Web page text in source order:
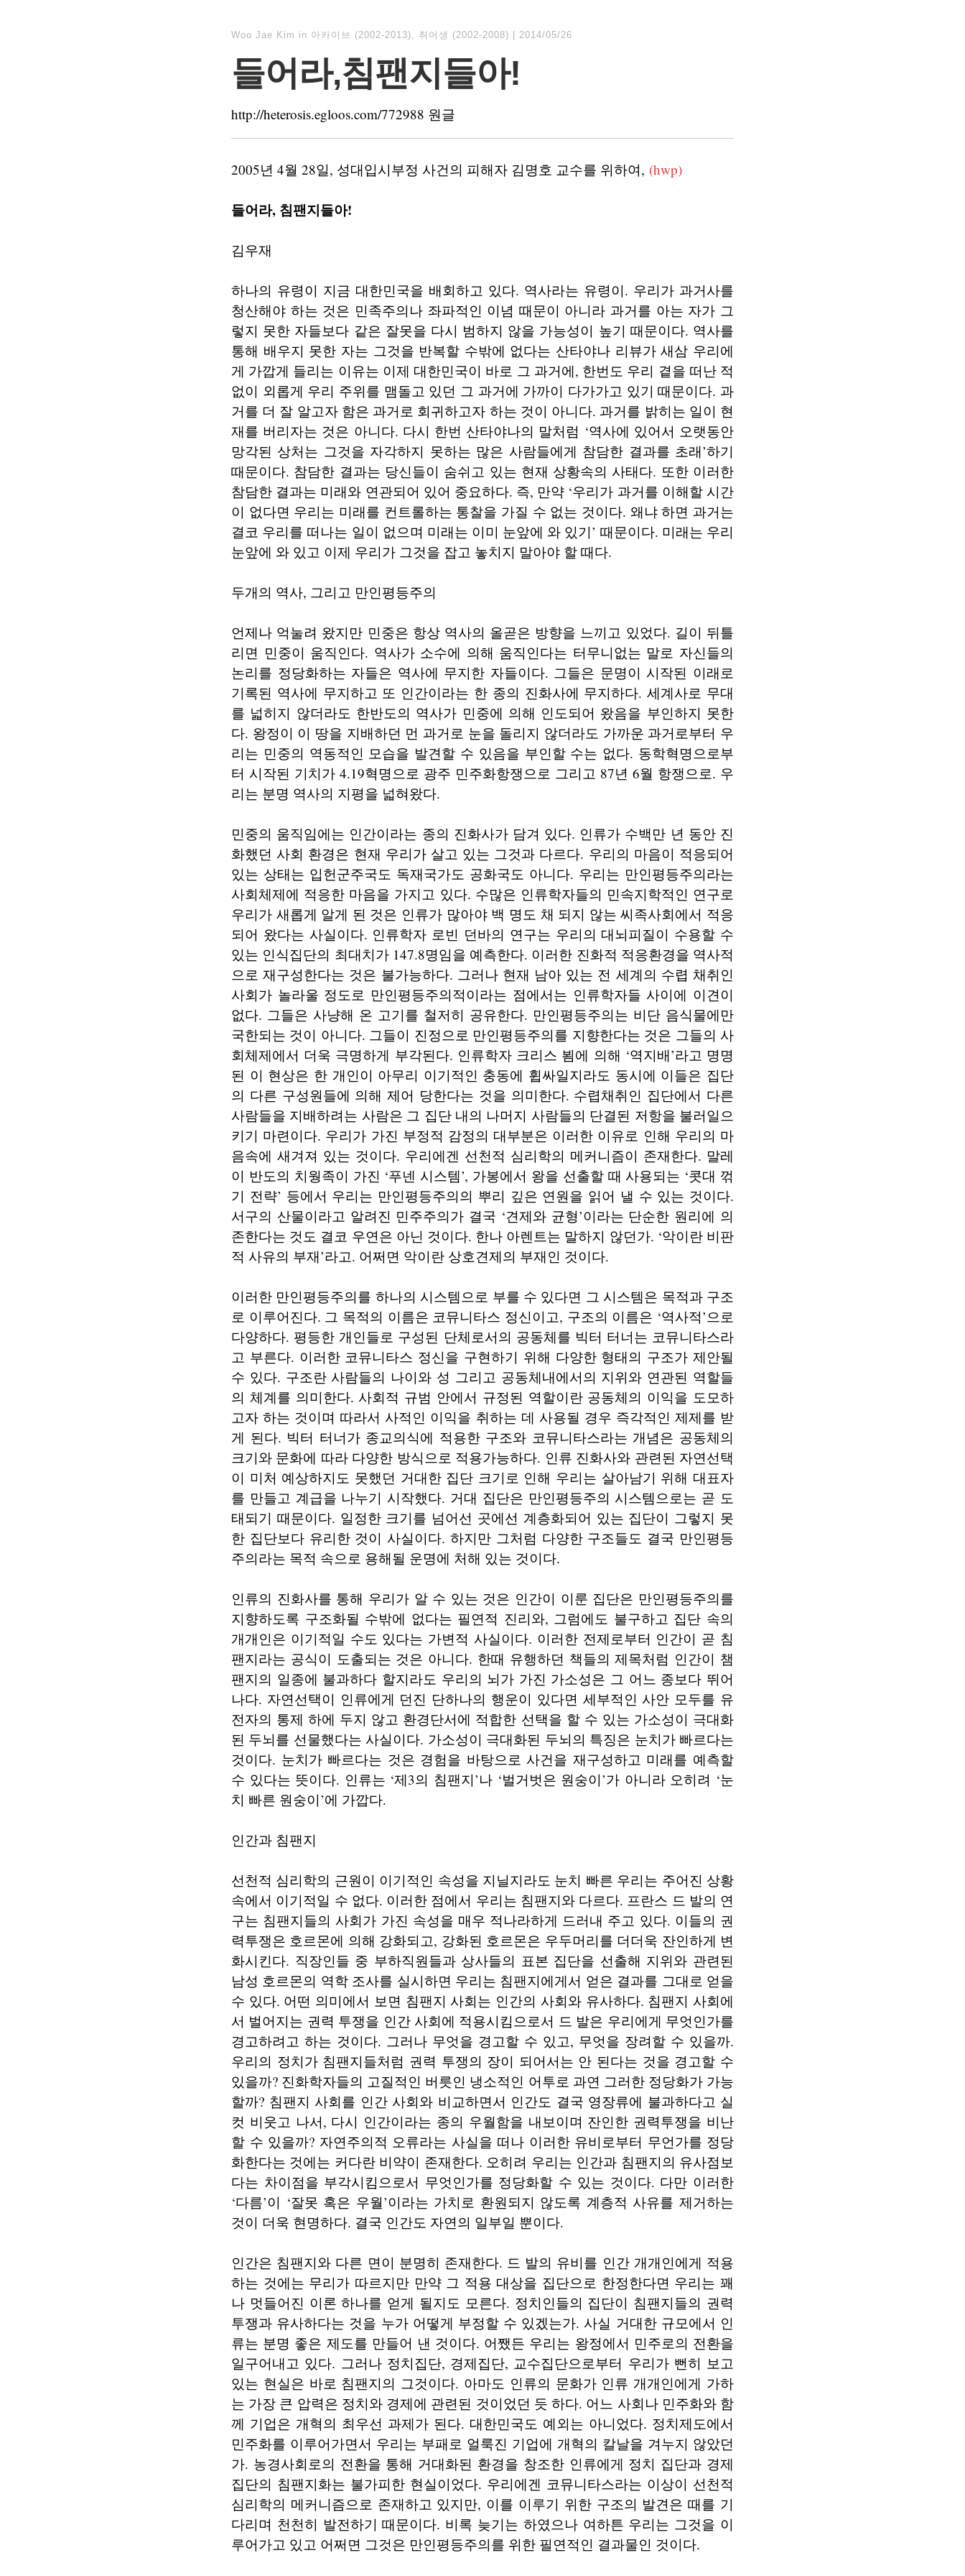
Woo Jae Kim in 아카이브 (2002-2013), 취어생 (2002-2008) 2014/05/26
들어라,침팬지들아!
http://heterosis.egloos.com/772988 원글
2005년 4월 28일, 성대입시부정 사건의 피해자 김명호 교수를 위하여, (hwp)
들어라, 침팬지들아!
김우재
하나의 유령이 지금 대한민국을 배회하고 있다. 역사라는 유령이. 우리가 과거사를
청산해야 하는 것은 민족주의나 좌파적인 이념 때문이 아니라 과거를 아는 자가 그
렇지 못한 자들보다 같은 잘못을 다시 범하지 않을 가능성이 높기 때문이다. 역사를
통해 배우지 못한 자는 그것을 반복할 수밖에 없다는 산타야나 리뷰가 새삼 우리에
게 가깝게 들리는 이유는 이제 대한민국이 바로 그 과거에, 한번도 우리 곁을 떠난 적
없이 외롭게 우리 주위를 맴돌고 있던 그 과거에 가까이 다가가고 있기 때문이다. 과
거를 더 잘 알고자 함은 과거로 회귀하고자 하는 것이 아니다. 과거를 밝히는 일이 현
재를 버리자는 것은 아니다. 다시 한번 산타야나의 말처럼 ‘역사에 있어서 오랫동안
망각된 상처는 그것을 자각하지 못하는 많은 사람들에게 참담한 결과를 초래’하기
때문이다. 참담한 결과는 당신들이 숨쉬고 있는 현재 상황속의 사태다. 또한 이러한
참담한 결과는 미래와 연관되어 있어 중요하다. 즉, 만약 ‘우리가 과거를 이해할 시간
이 없다면 우리는 미래를 컨트롤하는 통찰을 가질 수 없는 것이다. 왜냐 하면 과거는
결코 우리를 떠나는 일이 없으며 미래는 이미 눈앞에 와 있기’ 때문이다. 미래는 우리
눈앞에 와 있고 이제 우리가 그것을 잡고 놓치지 말아야 할 때다.
두개의 역사, 그리고 만인평등주의
언제나 억눌려 왔지만 민중은 항상 역사의 올곧은 방향을 느끼고 있었다. 길이 뒤틀
리면 민중이 움직인다. 역사가 소수에 의해 움직인다는 터무니없는 말로 자신들의
논리를 정당화하는 자들은 역사에 무지한 자들이다. 그들은 문명이 시작된 이래로
기록된 역사에 무지하고 또 인간이라는 한 종의 진화사에 무지하다. 세계사로 무대
를 넓히지 않더라도 한반도의 역사가 민중에 의해 인도되어 왔음을 부인하지 못한
다. 왕정이 이 땅을 지배하던 먼 과거로 눈을 돌리지 않더라도 가까운 과거로부터 우
리는 민중의 역동적인 모습을 발견할 수 있음을 부인할 수는 없다. 동학혁명으로부
터 시작된 기치가 4.19혁명으로 광주 민주화항쟁으로 그리고 87년 6월 항쟁으로. 우
리는 분명 역사의 지평을 넓혀왔다.
민중의 움직임에는 인간이라는 종의 진화사가 담겨 있다. 인류가 수백만 년 동안 진
화했던 사회 환경은 현재 우리가 살고 있는 그것과 다르다. 우리의 마음이 적응되어
있는 상태는 입헌군주국도 독재국가도 공화국도 아니다. 우리는 만인평등주의라는
사회체제에 적응한 마음을 가지고 있다. 수많은 인류학자들의 민속지학적인 연구로
우리가 새롭게 알게 된 것은 인류가 많아야 백 명도 채 되지 않는 씨족사회에서 적응
되어 왔다는 사실이다. 인류학자 로빈 던바의 연구는 우리의 대뇌피질이 수용할 수
있는 인식집단의 최대치가 147.8명임을 예측한다. 이러한 진화적 적응환경을 역사적
으로 재구성한다는 것은 불가능하다. 그러나 현재 남아 있는 전 세계의 수렵 채취인
사회가 놀라울 정도로 만인평등주의적이라는 점에서는 인류학자들 사이에 이견이
없다. 그들은 사냥해 온 고기를 철저히 공유한다. 만인평등주의는 비단 음식물에만
국한되는 것이 아니다. 그들이 진정으로 만인평등주의를 지향한다는 것은 그들의 사
회체제에서 더욱 극명하게 부각된다. 인류학자 크리스 뵘에 의해 ‘역지배’라고 명명
된 이 현상은 한 개인이 아무리 이기적인 충동에 휩싸일지라도 동시에 이들은 집단
의 다른 구성원들에 의해 제어 당한다는 것을 의미한다. 수렵채취인 집단에서 다른
사람들을 지배하려는 사람은 그 집단 내의 나머지 사람들의 단결된 저항을 불러일으
키기 마련이다. 우리가 가진 부정적 감정의 대부분은 이러한 이유로 인해 우리의 마
음속에 새겨져 있는 것이다. 우리에겐 선천적 심리학의 메커니즘이 존재한다. 말레
이 반도의 치웡족이 가진 ‘푸넨 시스템’, 가봉에서 왕을 선출할 때 사용되는 ‘콧대 꺾
기 전략’ 등에서 우리는 만인평등주의의 뿌리 깊은 연원을 읽어 낼 수 있는 것이다.
서구의 산물이라고 알려진 민주주의가 결국 ‘견제와 균형’이라는 단순한 원리에 의
존한다는 것도 결코 우연은 아닌 것이다. 한나 아렌트는 말하지 않던가. ‘악이란 비판
적 사유의 부재’라고. 어쩌면 악이란 상호견제의 부재인 것이다.
이러한 만인평등주의를 하나의 시스템으로 부를 수 있다면 그 시스템은 목적과 구조
로 이루어진다. 그 목적의 이름은 코뮤니타스 정신이고, 구조의 이름은 ‘역사적’으로
다양하다. 평등한 개인들로 구성된 단체로서의 공동체를 빅터 터너는 코뮤니타스라
고 부른다. 이러한 코뮤니타스 정신을 구현하기 위해 다양한 형태의 구조가 제안될
수 있다. 구조란 사람들의 나이와 성 그리고 공동체내에서의 지위와 연관된 역할들
의 체계를 의미한다. 사회적 규범 안에서 규정된 역할이란 공동체의 이익을 도모하
고자 하는 것이며 따라서 사적인 이익을 취하는 데 사용될 경우 즉각적인 제제를 받
게 된다. 빅터 터너가 종교의식에 적용한 구조와 코뮤니타스라는 개념은 공동체의
크기와 문화에 따라 다양한 방식으로 적용가능하다. 인류 진화사와 관련된 자연선택
이 미처 예상하지도 못했던 거대한 집단 크기로 인해 우리는 살아남기 위해 대표자
를 만들고 계급을 나누기 시작했다. 거대 집단은 만인평등주의 시스템으로는 곧 도
태되기 때문이다. 일정한 크기를 넘어선 곳에선 계층화되어 있는 집단이 그렇지 못
한 집단보다 유리한 것이 사실이다. 하지만 그처럼 다양한 구조들도 결국 만인평등
주의라는 목적 속으로 용해될 운명에 처해 있는 것이다.
인류의 진화사를 통해 우리가 알 수 있는 것은 인간이 이룬 집단은 만인평등주의를
지향하도록 구조화될 수밖에 없다는 필연적 진리와, 그럼에도 불구하고 집단 속의
개개인은 이기적일 수도 있다는 가변적 사실이다. 이러한 전제로부터 인간이 곧 침
팬지라는 공식이 도출되는 것은 아니다. 한때 유행하던 책들의 제목처럼 인간이 챔
팬지의 일종에 불과하다 할지라도 우리의 뇌가 가진 가소성은 그 어느 종보다 뛰어
나다. 자연선택이 인류에게 던진 단하나의 행운이 있다면 세부적인 사안 모두를 유
전자의 통제 하에 두지 않고 환경단서에 적합한 선택을 할 수 있는 가소성이 극대화
된 두뇌를 선물했다는 사실이다. 가소성이 극대화된 두뇌의 특징은 눈치가 빠르다는
것이다. 눈치가 빠르다는 것은 경험을 바탕으로 사건을 재구성하고 미래를 예측할
수 있다는 뜻이다. 인류는 ‘제3의 침팬지’나 ‘벌거벗은 원숭이’가 아니라 오히려 ‘눈
치 빠른 원숭이’에 가깝다.
인간과 침팬지
선천적 심리학의 근원이 이기적인 속성을 지닐지라도 눈치 빠른 우리는 주어진 상황
속에서 이기적일 수 없다. 이러한 점에서 우리는 침팬지와 다르다. 프란스 드 발의 연
구는 침팬지들의 사회가 가진 속성을 매우 적나라하게 드러내 주고 있다. 이들의 권
력투쟁은 호르몬에 의해 강화되고, 강화된 호르몬은 우두머리를 더더욱 잔인하게 변
화시킨다. 직장인들 중 부하직원들과 상사들의 표본 집단을 선출해 지위와 관련된
남성 호르몬의 역학 조사를 실시하면 우리는 침팬지에게서 얻은 결과를 그대로 얻을
수 있다. 어떤 의미에서 보면 침팬지 사회는 인간의 사회와 유사하다. 침팬지 사회에
서 벌어지는 권력 투쟁을 인간 사회에 적용시킴으로서 드 발은 우리에게 무엇인가를
경고하려고 하는 것이다. 그러나 무엇을 경고할 수 있고, 무엇을 장려할 수 있을까.
우리의 정치가 침팬지들처럼 권력 투쟁의 장이 되어서는 안 된다는 것을 경고할 수
있을까? 진화학자들의 고질적인 버릇인 냉소적인 어투로 과연 그러한 정당화가 가능
할까? 침팬지 사회를 인간 사회와 비교하면서 인간도 결국 영장류에 불과하다고 실
컷 비웃고 나서, 다시 인간이라는 종의 우월함을 내보이며 잔인한 권력투쟁을 비난
할 수 있을까? 자연주의적 오류라는 사실을 떠나 이러한 유비로부터 무언가를 정당
화한다는 것에는 커다란 비약이 존재한다. 오히려 우리는 인간과 침팬지의 유사점보
다는 차이점을 부각시킴으로서 무엇인가를 정당화할 수 있는 것이다. 다만 이러한
‘다름’이 ‘잘못 혹은 우월’이라는 가치로 환원되지 않도록 계층적 사유를 제거하는
것이 더욱 현명하다. 결국 인간도 자연의 일부일 뿐이다.
인간은 침팬지와 다른 면이 분명히 존재한다. 드 발의 유비를 인간 개개인에게 적용
하는 것에는 무리가 따르지만 만약 그 적용 대상을 집단으로 한정한다면 우리는 꽤
나 멋들어진 이론 하나를 얻게 될지도 모른다. 정치인들의 집단이 침팬지들의 권력
투쟁과 유사하다는 것을 누가 어떻게 부정할 수 있겠는가. 사실 거대한 규모에서 인
류는 분명 좋은 제도를 만들어 낸 것이다. 어쨌든 우리는 왕정에서 민주로의 전환을
일구어내고 있다. 그러나 정치집단, 경제집단, 교수집단으로부터 우리가 뻔히 보고
있는 현실은 바로 침팬지의 그것이다. 아마도 인류의 문화가 인류 개개인에게 가하
는 가장 큰 압력은 정치와 경제에 관련된 것이었던 듯 하다. 어느 사회나 민주화와 함
께 기업은 개혁의 최우선 과제가 된다. 대한민국도 예외는 아니었다. 정치제도에서
민주화를 이루어가면서 우리는 부패로 얼룩진 기업에 개혁의 칼날을 겨누지 않았던
가. 농경사회로의 전환을 통해 거대화된 환경을 창조한 인류에게 정치 집단과 경제
집단의 침팬지화는 불가피한 현실이었다. 우리에겐 코뮤니타스라는 이상이 선천적
심리학의 메커니즘으로 존재하고 있지만, 이를 이루기 위한 구조의 발견은 때를 기
다리며 천천히 발전하기 때문이다. 비록 늦기는 하였으나 여하튼 우리는 그것을 이
루어가고 있고 어쩌면 그것은 만인평등주의를 위한 필연적인 결과물인 것이다.